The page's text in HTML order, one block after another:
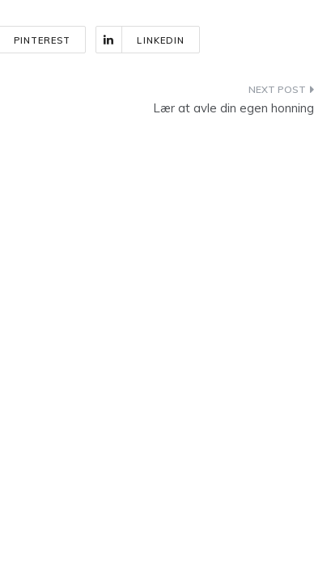
PINTEREST LINKEDIN
Lær at avle din egen honning